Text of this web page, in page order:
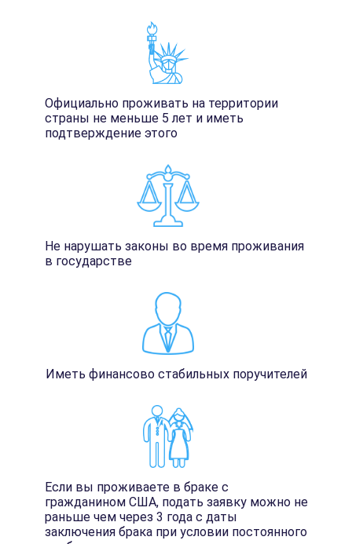
Официально проживать на территории
страны не меньше 5 лет и иметь
подтверждение этого
Не нарушать законы во время проживания
в государстве
Иметь финансово стабильных поручителей
Если вы проживаете в браке с
гражданином США, подать заявку можно не
раньше чем через 3 года с даты
заключения брака при условии постоянного